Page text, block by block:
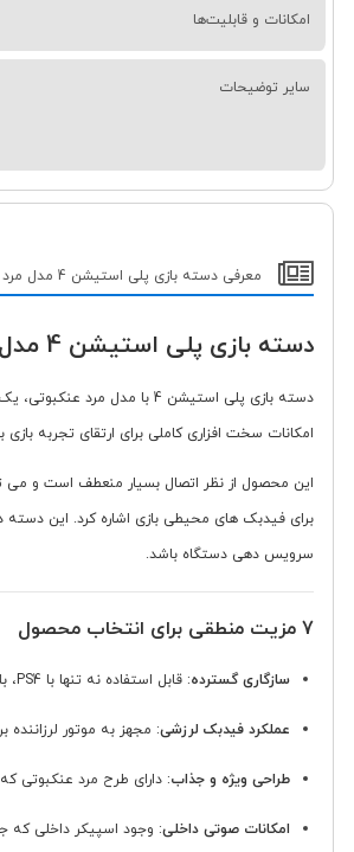
امکانات و قابلیت‌ها
سایر توضیحات
معرفی دسته بازی پلی استیشن 4 مدل مرد عنکبوتی
دسته بازی پلی استیشن 4 مدل مرد عنکبوتی (Spider-Man Themed PS4 Controller)
امکانات سخت افزاری کاملی برای ارتقای تجربه بازی
برای فیدبک های محیطی بازی اشاره کرد. این
سرویس دهی دستگاه باشد.
7 مزیت منطقی برای انتخاب محصول
سازگاری گسترده: قابل استفاده نه تنها با PS4، بلکه با کامپیوتر/لپتاپ و گوشی های هوشمند، آن را به یک کنترلر چند پلتفرمی تبدیل می کند.
عملکرد فیدبک لرزشی: مجهز به موتور
طراحی ویژه و جذاب: دارای طرح مرد عنکبوتی که
امکانات صوتی داخلی: وجود اسپیکر داخلی که